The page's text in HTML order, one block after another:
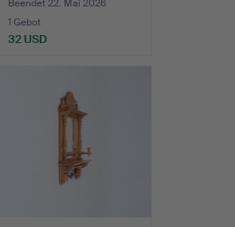
Beendet 22. Mai 2026
1 Gebot
32 USD